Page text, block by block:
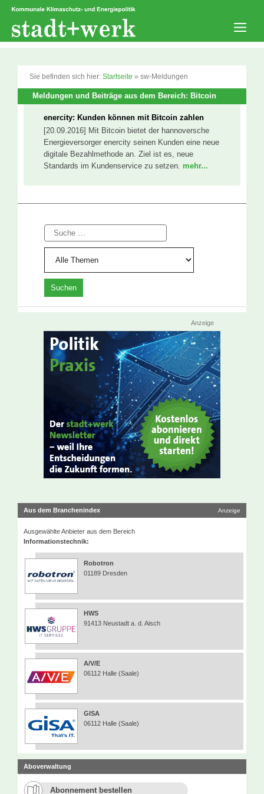
Zum
springen
Sie befinden sich hier: Startseite » sw-Meldungen
Meldungen und Beiträge aus dem Bereich: Bitcoin
enercity: Kunden können mit Bitcoin zahlen
[20.09.2016] Mit Bitcoin bietet der hannoversche
Energieversorger enercity seinen Kunden eine neue
digitale Bezahlmethode an. Ziel ist es, neue
Standards im Kundenservice zu setzen. mehr...
Suche
Anzeige
Aus dem Branchenindex Anzeige
Ausgewählte Anbieter aus dem Bereich
Informationstechnik:
Robotron
01189 Dresden
HWS
91413 Neustadt a. d. Aisch
A/V/E
06112 Halle (Saale)
GISA
06112 Halle (Saale)
Aboverwaltung
Abonnement bestellen